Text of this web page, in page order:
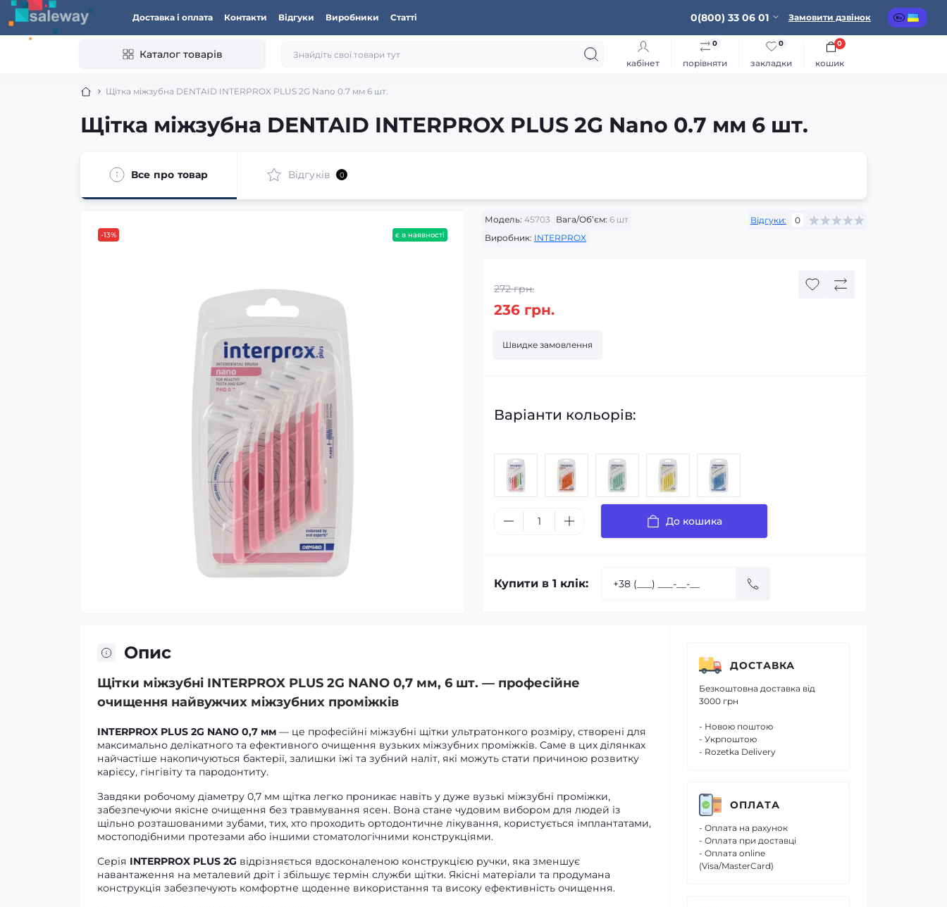
Доставка і оплата Контакти Відгуки Виробники Статті 0(800) 33 06 01 Замовити дзвінок
Каталог товарів
кабінет порівняти
0
закладки
0
кошик
0
Щітка міжзубна DENTAID INTERPROX PLUS 2G Nano 0.7 мм 6 шт.
Щітка міжзубна DENTAID INTERPROX PLUS 2G Nano 0.7 мм 6 шт.
Все про товар Відгуків 0
-13% є в наявності
Модель: 45703 Вага/Об’єм: 6 шт
Виробник: INTERPROX
Відгуки: 0
272 грн.
236 грн.
Швидке замовлення
Варіанти кольорів:
До кошика
Купити в 1 клік:
Опис
Щітки міжзубні INTERPROX PLUS 2G NANO 0,7 мм, 6 шт. — професійне
очищення найвужчих міжзубних проміжків
INTERPROX PLUS 2G NANO 0,7 мм — це професійні міжзубні щітки ультратонкого розміру, створені для
максимально делікатного та ефективного очищення вузьких міжзубних проміжків. Саме в цих ділянках
найчастіше накопичуються бактерії, залишки їжі та зубний наліт, які можуть стати причиною розвитку
карієсу, гінгівіту та пародонтиту.
Завдяки робочому діаметру 0,7 мм щітка легко проникає навіть у дуже вузькі міжзубні проміжки,
забезпечуючи якісне очищення без травмування ясен. Вона стане чудовим вибором для людей із
щільно розташованими зубами, тих, хто проходить ортодонтичне лікування, користується імплантатами,
мостоподібними протезами або іншими стоматологічними конструкціями.
Серія INTERPROX PLUS 2G відрізняється вдосконаленою конструкцією ручки, яка зменшує
навантаження на металевий дріт і збільшує термін служби щітки. Якісні матеріали та продумана
конструкція забезпечують комфортне щоденне використання та високу ефективність очищення.
ДОСТАВКА
Безкоштовна доставка від
3000 грн
- Новою поштою
- Укрпоштою
- Rozetka Delivery
ОПЛАТА
- Оплата на рахунок
- Оплата при доставці
- Оплата online
(Visa/MasterCard)